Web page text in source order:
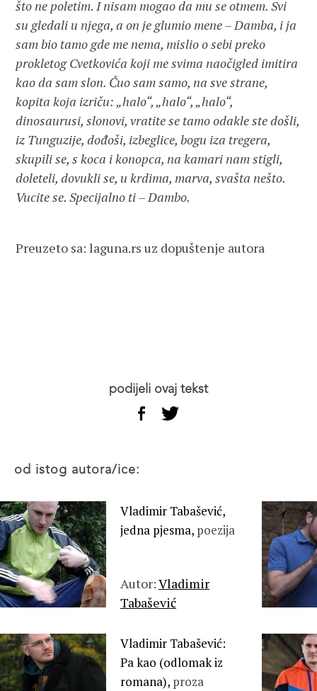
Preuzeto sa: laguna.rs uz dopuštenje autora
podijeli ovaj tekst
od istog autora/ice:
Vladimir Tabašević,
jedna pjesma, poezija
Autor:Vladimir
Tabašević
Vladimir Tabašević:
Pa kao (odlomak iz
romana), proza